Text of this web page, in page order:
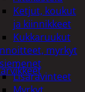
Ketjut, koukut
ja kiinnikkeet
Kukkaruukut
myrkyt
Lisäravinteet